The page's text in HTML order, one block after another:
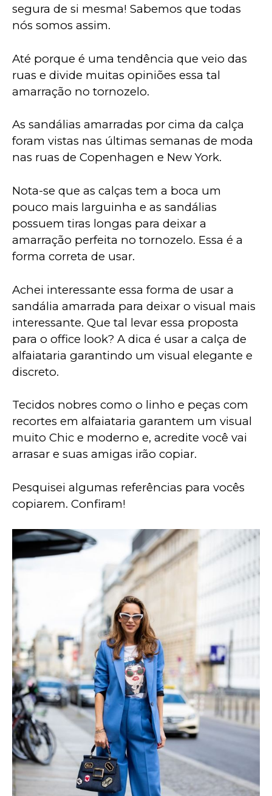
segura de si mesma! Sabemos que todas
nós somos assim.
Até porque é uma tendência que veio das
ruas e divide muitas opiniões essa tal
amarração no tornozelo.
As sandálias amarradas por cima da calça
foram vistas nas últimas semanas de moda
nas ruas de Copenhagen e New York.
Nota-se que as calças tem a boca um
pouco mais larguinha e as sandálias
possuem tiras longas para deixar a
amarração perfeita no tornozelo. Essa é a
forma correta de usar.
Achei interessante essa forma de usar a
sandália amarrada para deixar o visual mais
interessante. Que tal levar essa proposta
para o office look? A dica é usar a calça de
alfaiataria garantindo um visual elegante e
discreto.
Tecidos nobres como o linho e peças com
recortes em alfaiataria garantem um visual
muito Chic e moderno e, acredite você vai
arrasar e suas amigas irão copiar.
Pesquisei algumas referências para vocês
copiarem. Confiram!